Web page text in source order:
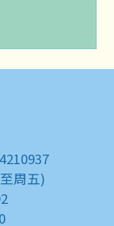
周五)